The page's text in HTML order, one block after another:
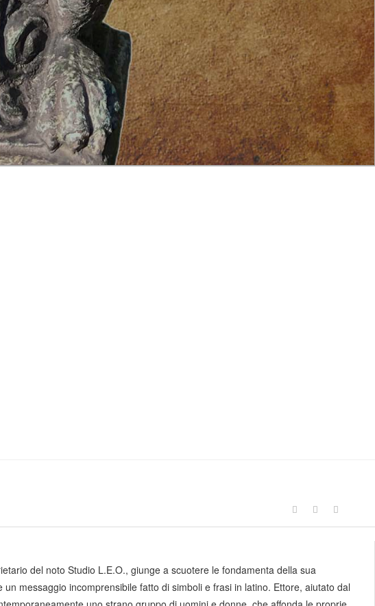
del noto Studio L.E.O., giunge a scuotere le fondamenta della sua
messaggio incomprensibile fatto di simboli e frasi in latino. Ettore, aiutato dal